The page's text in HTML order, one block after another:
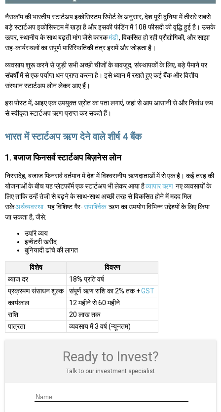
नैसकॉम की भारतीय स्टार्टअप इकोसिस्टम रिपोर्ट के अनुसार, देश पूरी दुनिया में तीसरे सबसे
बड़े स्टार्टअप इकोसिस्टम में खड़ा है और इसकी फंडिंग में 108 फीसदी की वृद्धि हुई है। उसके
ऊपर, स्थानीय के साथ बढ़ती मांग जैसे कारकमंडी, विकसित हो रही प्रौद्योगिकी, और साझा
सह-कार्यस्थलों का संपूर्ण पारिस्थितिकी तंत्र इसमें और जोड़ता है।
व्यवसाय शुरू करने से जुड़ी सभी अच्छी चीजों के बावजूद, संस्थापकों के लिए, बड़े पैमाने पर
संघर्षों में से एक पर्याप्त धन प्राप्त करना है। इसे ध्यान में रखते हुए कई बैंक और वित्तीय
संस्थान स्टार्टअप लोन लेकर आए हैं।
इस पोस्ट में, आइए एक उपयुक्त स्रोत का पता लगाएं, जहां से आप आसानी से और निर्बाध रूप
से स्वीकृत स्टार्टअप ऋण प्राप्त कर सकते हैं।
भारत में स्टार्टअप ऋण देने वाले शीर्ष 4 बैंक
1. बजाज फिनसर्व स्टार्टअप बिज़नेस लोन
निस्संदेह, बजाज फिनसर्व वर्तमान में देश में विश्वसनीय ऋणदाताओं में से एक है। कई तरह की
योजनाओं के बीच यह प्लेटफॉर्म एक स्टार्टअप भी लेकर आया हैव्यापार ऋण नए व्यवसायों के
लिए ताकि उन्हें तेजी से बढ़ने के साथ-साथ अच्छी तरह से विकसित होने में मदद मिल
सकेअर्थव्यवस्था . यह विशिष्ट गैर-संपार्श्विक ऋण का उपयोग विभिन्न उद्देश्यों के लिए किया
जा सकता है, जैसे:
उपरि व्यय
इन्वेंटरी खरीद
बुनियादी ढांचे की लागत
विशेष
विवरण
ब्याज दर
18% प्रति वर्ष
प्रक्रमण संसाधन शुल्क
संपूर्ण ऋण राशि का 2% तक +GST
कार्यकाल
12 महीने से 60 महीने
राशि
20 लाख तक
पात्रता
व्यवसाय में 3 वर्ष (न्यूनतम)
Ready to Invest?
Talk to our investment specialist